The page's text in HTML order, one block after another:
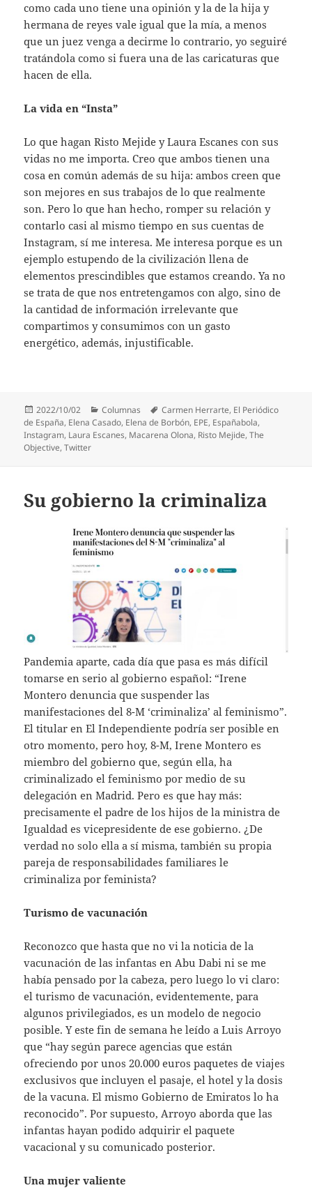
como cada uno tiene una opinión y la de la hija y
hermana de reyes vale igual que la mía, a menos
que un juez venga a decirme lo contrario, yo seguiré
tratándola como si fuera una de las caricaturas que
hacen de ella.
La vida en “Insta”
Lo que hagan Risto Mejide y Laura Escanes con sus
vidas no me importa. Creo que ambos tienen una
cosa en común además de su hija: ambos creen que
son mejores en sus trabajos de lo que realmente
son. Pero lo que han hecho, romper su relación y
contarlo casi al mismo tiempo en sus cuentas de
Instagram, sí me interesa. Me interesa porque es un
ejemplo estupendo de la civilización llena de
elementos prescindibles que estamos creando. Ya no
se trata de que nos entretengamos con algo, sino de
la cantidad de información irrelevante que
compartimos y consumimos con un gasto
energético, además, injustificable.
Publicado
el
2022/10/02 Categorías
Columnas Etiquetas
Carmen Herrarte, El Periódico
de España, Elena Casado, Elena de Borbón, EPE, Españabola,
Instagram, Laura Escanes, Macarena Olona, Risto Mejide,The
Objective,Twitter
Su gobierno la criminaliza
Pandemia aparte, cada día que pasa es más difícil
tomarse en serio al gobierno español: “Irene
Montero denuncia que suspender las
manifestaciones del 8-M ‘criminaliza’ al feminismo”.
El titular en El Independiente podría ser posible en
otro momento, pero hoy, 8-M, Irene Montero es
miembro del gobierno que, según ella, ha
criminalizado el feminismo por medio de su
delegación en Madrid. Pero es que hay más:
precisamente el padre de los hijos de la ministra de
Igualdad es vicepresidente de ese gobierno. ¿De
verdad no solo ella a sí misma, también su propia
pareja de responsabilidades familiares le
criminaliza por feminista?
Turismo de vacunación
Reconozco que hasta que no vi la noticia de la
vacunación de las infantas en Abu Dabi ni se me
había pensado por la cabeza, pero luego lo vi claro:
el turismo de vacunación, evidentemente, para
algunos privilegiados, es un modelo de negocio
posible. Y este fin de semana he leído a Luis Arroyo
que “hay según parece agencias que están
ofreciendo por unos 20.000 euros paquetes de viajes
exclusivos que incluyen el pasaje, el hotel y la dosis
de la vacuna. El mismo Gobierno de Emiratos lo ha
reconocido”. Por supuesto, Arroyo aborda que las
infantas hayan podido adquirir el paquete
vacacional y su comunicado posterior.
Una mujer valiente